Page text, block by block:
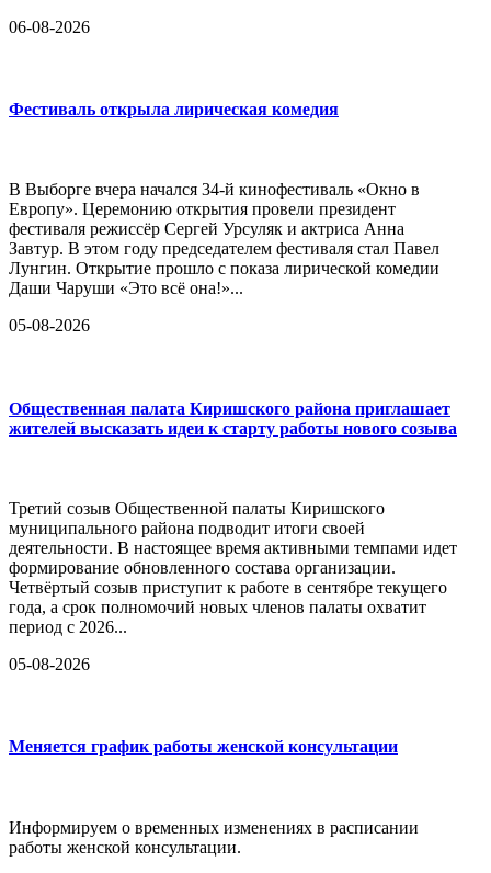
06-08-2026
Фестиваль открыла лирическая комедия
В Выборге вчера начался 34-й кинофестиваль «Окно в
Европу». Церемонию открытия провели президент
фестиваля режиссёр Сергей Урсуляк и актриса Анна
Завтур. В этом году председателем фестиваля стал Павел
Лунгин. Открытие прошло с показа лирической комедии
Даши Чаруши «Это всё она!»...
05-08-2026
Общественная палата Киришского района приглашает
жителей высказать идеи к старту работы нового созыва
Третий созыв Общественной палаты Киришского
муниципального района подводит итоги своей
деятельности. В настоящее время активными темпами идет
формирование обновленного состава организации.
Четвёртый созыв приступит к работе в сентябре текущего
года, а срок полномочий новых членов палаты охватит
период с 2026...
05-08-2026
Меняется график работы женской консультации
Информируем о временных изменениях в расписании
работы женской консультации.